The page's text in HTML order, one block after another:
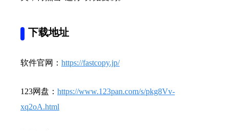
下载地址
软件官网： https://fastcopy.jp/
123网盘： https://www.123pan.com/s/pkg8Vv-
xq2oA.html